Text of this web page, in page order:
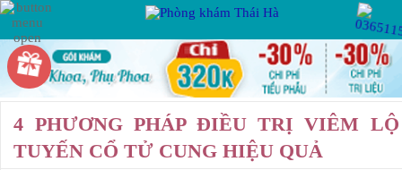
Hotline: Miễn phí tư vấn
PHỤ KHOA
VIÊM PHỤ KHOA
VIÊM VÙNG CHẬU
VIÊM ỐNG DẪN TRỨNG
4 PHƯƠNG PHÁP ĐIỀU TRỊ VIÊM LỘ
TUYẾN CỔ TỬ CUNG HIỆU QUẢ